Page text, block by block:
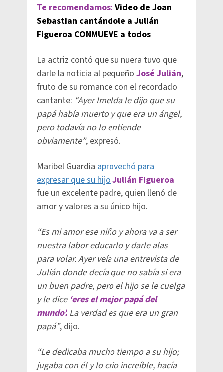
Te recomendamos: Video de Joan
Sebastian cantándole a Julián
Figueroa CONMUEVE a todos
La actriz contó que su nuera tuvo que
darle la noticia al pequeño José Julián,
fruto de su romance con el recordado
cantante: “Ayer Imelda le dijo que su
papá había muerto y que era un ángel,
pero todavía no lo entiende
obviamente”, expresó.
Maribel Guardia aprovechó para
expresar que su hijoJulián Figueroa
fue un excelente padre, quien llenó de
amor y valores a su único hijo.
“Es mi amor ese niño y ahora va a ser
nuestra labor educarlo y darle alas
para volar. Ayer veía una entrevista de
Julián donde decía que no sabía si era
un buen padre, pero el hijo se le cuelga
y le dice ‘eres el mejor papá del
mundo’. La verdad es que era un gran
papá”, dijo.
“Le dedicaba mucho tiempo a su hijo;
jugaba con él y lo crio increíble, hacía